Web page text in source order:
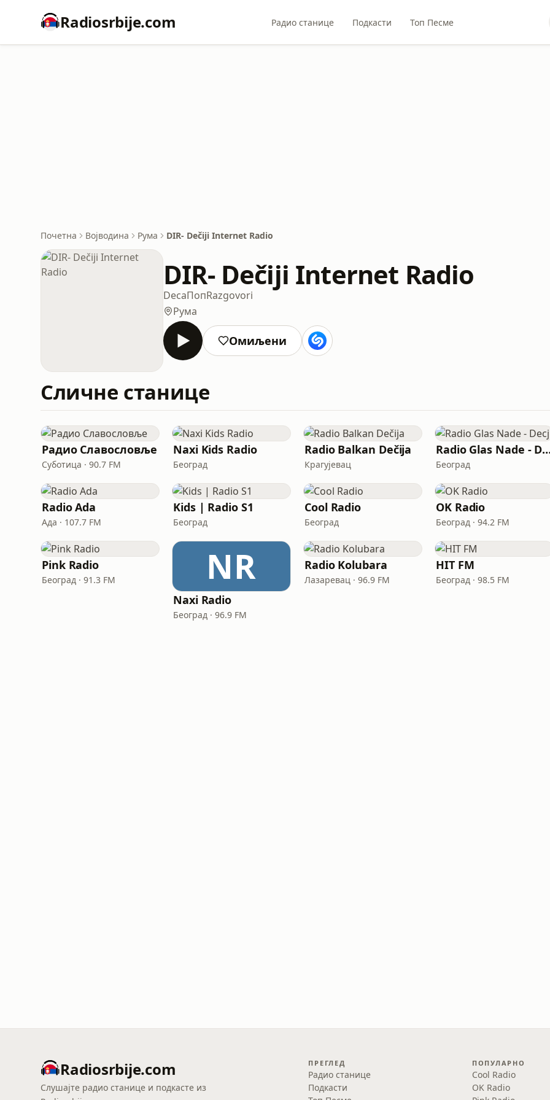
Radiosrbije.com Радио станице Подкасти Топ Песме
Почетна Војводина Рума DIR- Dečiji Internet Radio
DIR- Dečiji Internet Radio
DecaПопRazgovori
Рума
Омиљени
Сличне станице
Радио Славословље
Суботица · 90.7 FM
Naxi Kids Radio
Београд
Radio Balkan Dečija
Крагујевац
Radio Glas
Београд
Radio Ada
Ада · 107.7 FM
Kids | Radio S1
Београд
Cool Radio
Београд
OK Radio
Београд · 94.2 FM
Pink Radio
Београд · 91.3 FM NR
Naxi Radio
Београд · 96.9 FM
Radio Kolubara
Лазаревац · 96.9 FM
HIT FM
Београд · 98.5 FM
Radiosrbije.com
Слушајте радио станице и подкасте из
ПРЕГЛЕД
Радио станице
Подкасти
ПОПУЛАРНО
Cool Radio
OK Radio